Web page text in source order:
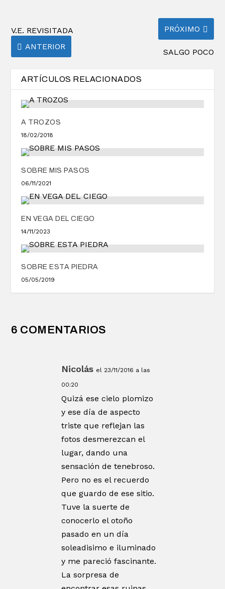
V.E. REVISITADA
ANTERIOR
PRÓXIMO
SALGO POCO
ARTÍCULOS RELACIONADOS
A TROZOS
18/02/2018
SOBRE MIS PASOS
06/11/2021
EN VEGA DEL CIEGO
14/11/2023
SOBRE ESTA PIEDRA
05/05/2019
6 COMENTARIOS
Nicolás el 23/11/2016 a las
00:20
Quizá ese cielo plomizo
y ese día de aspecto
triste que reflejan las
fotos desmerezcan el
lugar, dando una
sensación de tenebroso.
Pero no es el recuerdo
que guardo de ese sitio.
Tuve la suerte de
conocerlo el otoño
pasado en un día
soleadisimo e iluminado
y me pareció fascinante.
La sorpresa de